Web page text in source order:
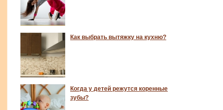
Как выбрать вытяжку на кухню?
Когда у детей режутся коренные
зубы?